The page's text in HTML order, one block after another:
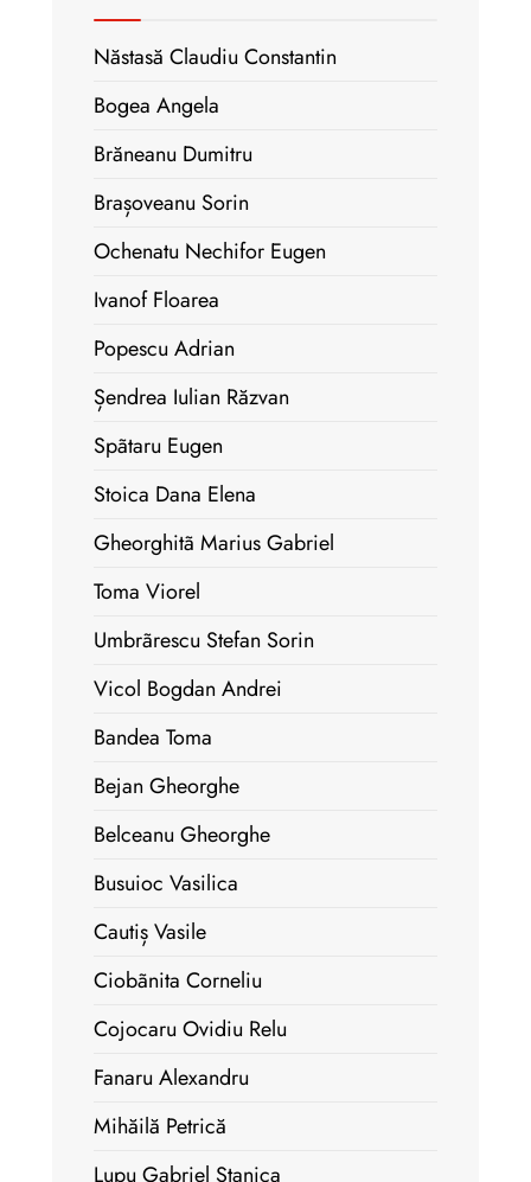
Năstasă Claudiu Constantin
Bogea Angela
Brăneanu Dumitru
Brașoveanu Sorin
Ochenatu Nechifor Eugen
Ivanof Floarea
Popescu Adrian
Șendrea Iulian Răzvan
Spãtaru Eugen
Stoica Dana Elena
Gheorghitã Marius Gabriel
Toma Viorel
Umbrãrescu Stefan Sorin
Vicol Bogdan Andrei
Bandea Toma
Bejan Gheorghe
Belceanu Gheorghe
Busuioc Vasilica
Cautiș Vasile
Ciobãnita Corneliu
Cojocaru Ovidiu Relu
Fanaru Alexandru
Mihăilă Petrică
Lupu Gabriel Stanica